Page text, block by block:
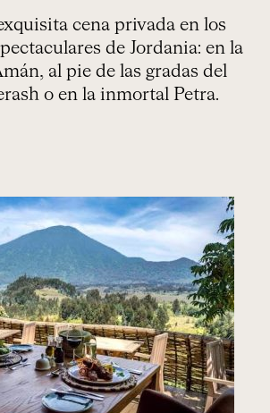
cena privada en los
de Jordania: en la
al pie de las gradas del
o en la inmortal Petra.